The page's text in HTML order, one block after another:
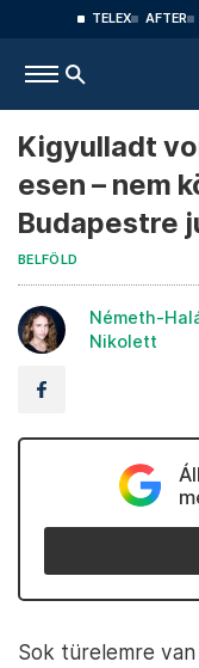
TELEX AFTER
Kigyulladt
esen – nem
Budapestre
BELFÖLD
Németh-
Nikolett
Sok türelemre